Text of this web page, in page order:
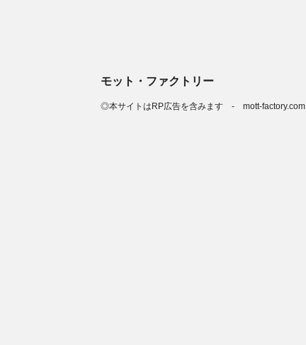
モット・ファクトリー
◎本サイトはRP広告を含みます - mott-factory.com